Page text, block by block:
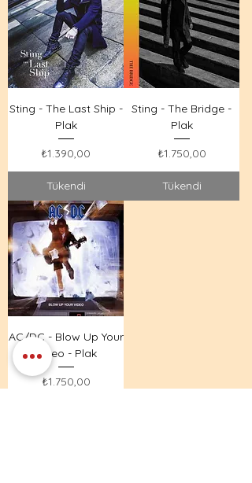
Sting - The Last Ship -
Plak
Fiyat
₺1.390,00
Tükendi
Sting - The Bridge -
Plak
Fiyat
₺1.750,00
Tükendi
AC/DC - Blow Up Your
Video - Plak
Fiyat
₺1.750,00